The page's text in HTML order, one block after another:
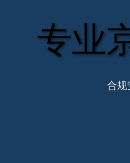
专业
合规